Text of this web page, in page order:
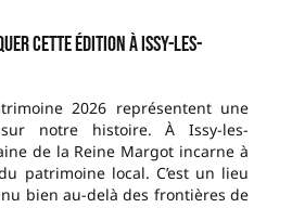
cette édition à Issy-les-
2026 représentent une
notre histoire. À Issy-les-
de la Reine Margot incarne à
patrimoine local. C’est un lieu
bien au-delà des frontières de